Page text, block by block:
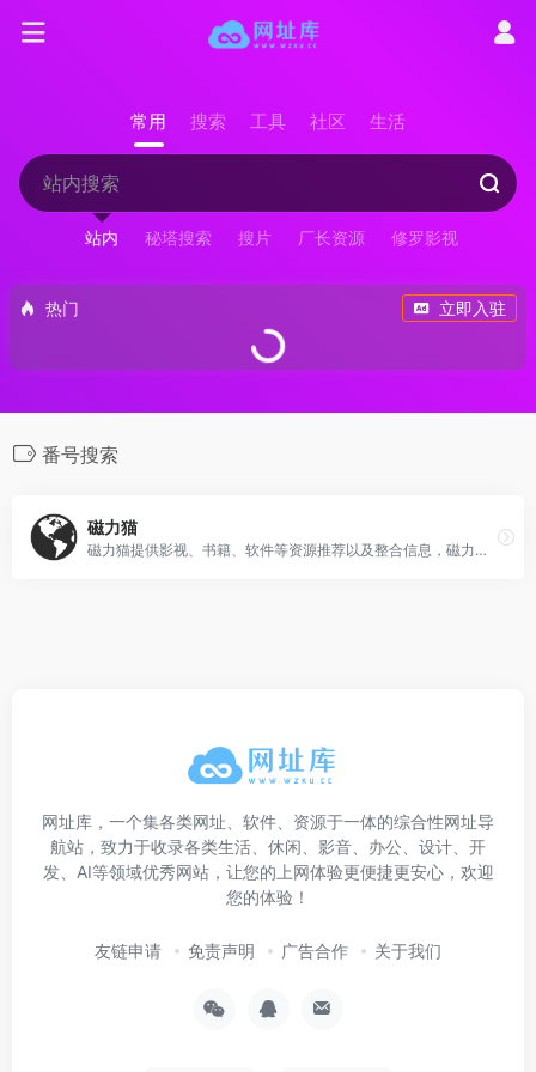
常用 搜索 工具 社区 生活
站内 秘塔搜索 搜片 厂长资源 修罗影视
热门 立即入驻
番号搜索
磁力猫
磁力猫提供影视、书籍、软件等资源推荐以及整合信息，磁力链接索引来自DHT网络。
网址库，一个集各类网址、软件、资源于一体的综合性网址导
航站，致力于收录各类生活、休闲、影音、办公、设计、开
发、AI等领域优秀网站，让您的上网体验更便捷更安心，欢迎
您的体验！
友链申请 免责声明 广告合作 关于我们